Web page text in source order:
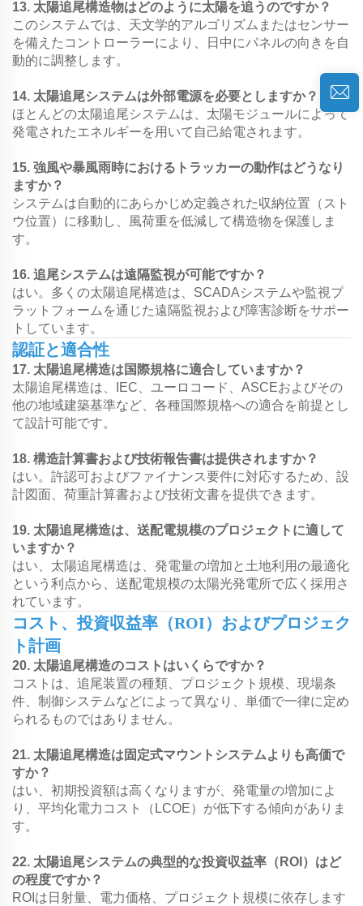
13. 太陽追尾構造物はどのように太陽を追うのですか？
このシステムでは、天文学的アルゴリズムまたはセンサー
を備えたコントローラーにより、日中にパネルの向きを自
動的に調整します。
14. 太陽追尾システムは外部電源を必要としますか？
ほとんどの太陽追尾システムは、太陽モジュールによって
発電されたエネルギーを用いて自己給電されます。
15. 強風や暴風雨時におけるトラッカーの動作はどうなり
ますか？
システムは自動的にあらかじめ定義された収納位置（スト
ウ位置）に移動し、風荷重を低減して構造物を保護しま
す。
16. 追尾システムは遠隔監視が可能ですか？
はい。多くの太陽追尾構造は、SCADAシステムや監視プ
ラットフォームを通じた遠隔監視および障害診断をサポー
トしています。
認証と適合性
17. 太陽追尾構造は国際規格に適合していますか？
太陽追尾構造は、IEC、ユーロコード、ASCEおよびその
他の地域建築基準など、各種国際規格への適合を前提とし
て設計可能です。
18. 構造計算書および技術報告書は提供されますか？
はい。許認可およびファイナンス要件に対応するため、設
計図面、荷重計算書および技術文書を提供できます。
19. 太陽追尾構造は、送配電規模のプロジェクトに適して
いますか？
はい、太陽追尾構造は、発電量の増加と土地利用の最適化
という利点から、送配電規模の太陽光発電所で広く採用さ
れています。
コスト、投資収益率（ROI）およびプロジェク
ト計画
20. 太陽追尾構造のコストはいくらですか？
コストは、追尾装置の種類、プロジェクト規模、現場条
件、制御システムなどによって異なり、単価で一律に定め
られるものではありません。
21. 太陽追尾構造は固定式マウントシステムよりも高価で
すか？
はい、初期投資額は高くなりますが、発電量の増加によ
り、平均化電力コスト（LCOE）が低下する傾向がありま
す。
22. 太陽追尾システムの典型的な投資収益率（ROI）はど
の程度ですか？
ROIは日射量、電力価格、プロジェクト規模に依存します